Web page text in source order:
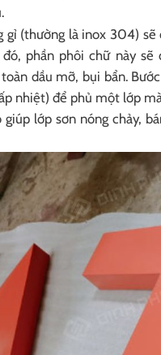
(thường là inox 304)
phần phôi chữ này
dầu mỡ, bụi bẩn.
nhiệt) để phủ một lớp
lớp sơn nóng chảy,